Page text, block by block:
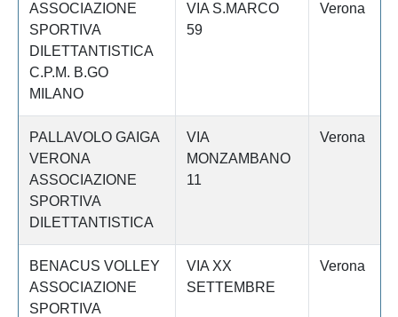
ASSOCIAZIONE
SPORTIVA
DILETTANTISTICA
C.P.M. B.GO
MILANO
VIA S.MARCO
59
Verona
PALLAVOLO GAIGA
VERONA
ASSOCIAZIONE
SPORTIVA
DILETTANTISTICA
VIA
MONZAMBANO
11
Verona
BENACUS VOLLEY
ASSOCIAZIONE
SPORTIVA
VIA XX
SETTEMBRE
Verona